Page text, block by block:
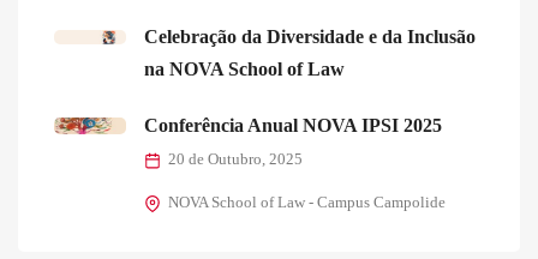
Celebração da Diversidade e da Inclusão
na NOVA School of Law
Conferência Anual NOVA IPSI 2025
20 de Outubro, 2025
NOVA School of Law - Campus Campolide